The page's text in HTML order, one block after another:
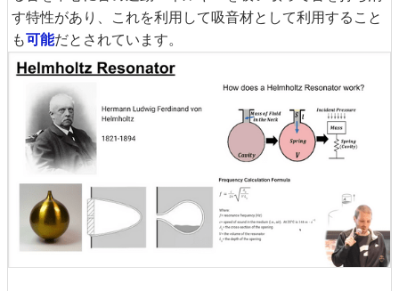
す特性があり、これを利用して吸音材として利用すること
も可能だとされています。